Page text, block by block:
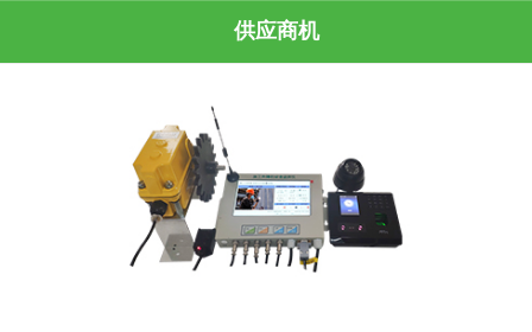
供应商机